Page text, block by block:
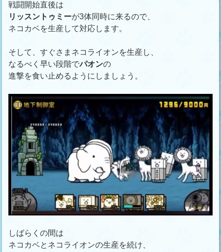
戦闘開始直後は
リッスントゥミーが3体同時に来るので、
ネコカベを生産して対応します。
そして、すぐさまネコライオンを生産し、
なるべく早い段階でパオンの
進撃を食い止めるようにしましょう。
しばらくの間は
ネコカベとネコライオンの生産を続け、